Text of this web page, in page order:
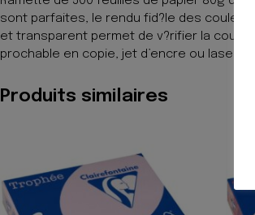
sont parfaites, le rendu fid?le des
et transparent permet de v?rifier la
prochable en copie, jet d’encre ou laser.
Produits similaires